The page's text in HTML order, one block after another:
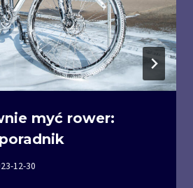
myć rower:
12-30